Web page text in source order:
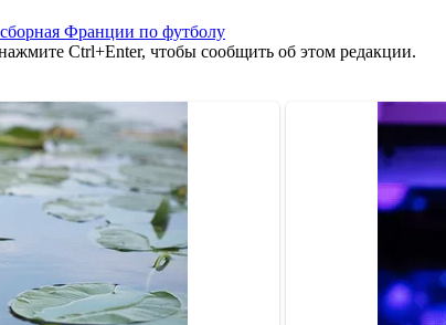
сборная Франции по футболу
Ctrl+Enter, чтобы сообщить об этом редакции.